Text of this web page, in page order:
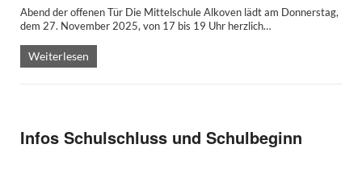
Abend der offenen Tür Die Mittelschule Alkoven lädt am Donnerstag,
dem 27. November 2025, von 17 bis 19 Uhr herzlich…
Weiterlesen
Infos Schulschluss und Schulbeginn